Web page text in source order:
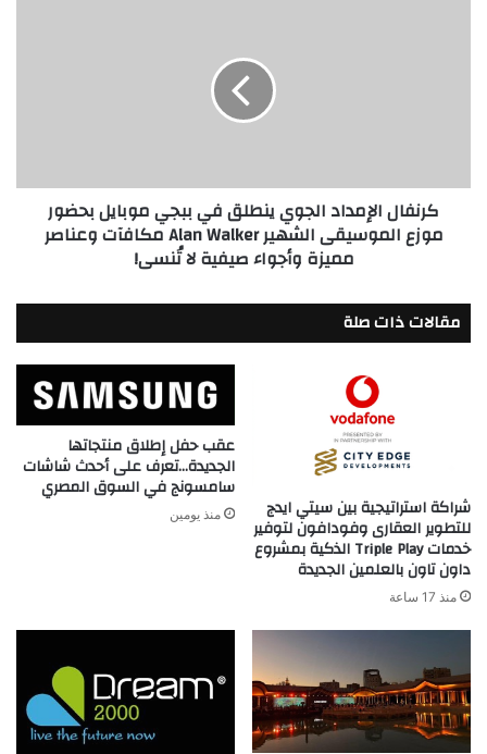
موزع
الموسيقى
الشهير
وعناصر
مميزة
كرنفال الإمداد الجوي ينطلق في ببجي موبايل بحضور
موزع الموسيقى الشهير Alan Walker مكافآت وعناصر
مميزة وأجواء صيفية لا تُنسى!
مقالات ذات صلة
شراكة استراتيجية بين سيتي ايدج
للتطوير العقارى وفودافون لتوفير
خدمات Triple Play الذكية بمشروع
داون تاون بالعلمين الجديدة
منذ 17 ساعة
عقب حفل إطلاق منتجاتها
الجديدة…تعرف على أحدث شاشات
سامسونج في السوق المصري
منذ يومين